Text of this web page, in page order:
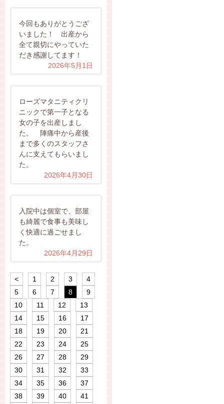
今回もありがとうござ
いました！ 出産から
全て親切にやっていた
だき感謝してます！
2026年5月1日
ローズマタニティクリ
ニックで第一子となる
女の子を出産しまし
た。 陣痛中から産後
まで多くのスタッフさ
んに支えてもらいまし
た。
2026年4月30日
入院中は個室で、部屋
も綺麗で食事も美味し
く快適に過ごせまし
た。
2026年4月29日
< 1 2 3
4
5
6 7 8
9
10
11 12
13
14
15 16
17
18
19 20
21
22
23 24
25
26
27 28
29
30
31 32
33
34
35 36
37
38
39 40
41